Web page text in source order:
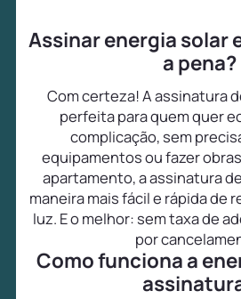
Assinar energia solar
a pena?
Com certeza! A assinatura
perfeita para quem quer
complicação, sem
equipamentos ou fazer
apartamento, a assinatura
maneira mais fácil e rápida de
luz. E o melhor: sem taxa de
por
Como funciona a